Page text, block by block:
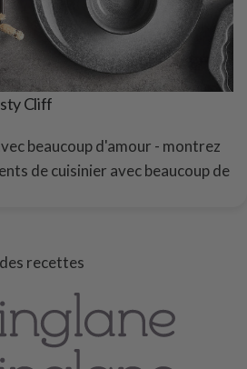
Cliff
beaucoup d'amour - montrez
de cuisinier avec beaucoup de
recettes